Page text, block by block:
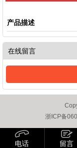
产品描述
在线留言
浙ICP备
电话 留言